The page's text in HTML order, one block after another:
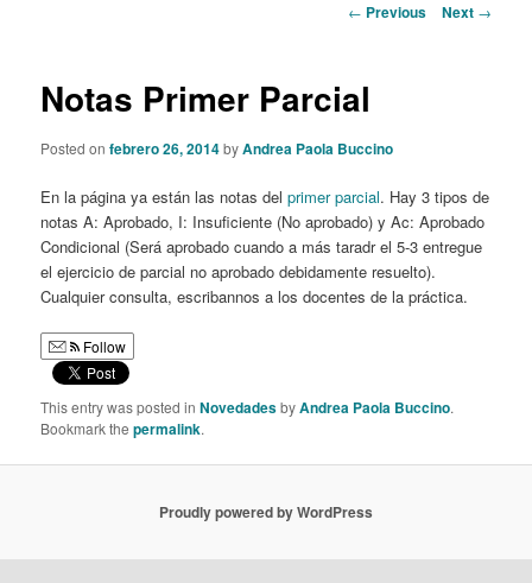
Post
← Previous Next →
Notas Primer Parcial
Posted onfebrero 26, 2014byAndrea Paola Buccino
En la página ya están las notas delprimer parcial. Hay 3 tipos de
notas A: Aprobado, I: Insuficiente (No aprobado) y Ac: Aprobado
Condicional (Será aprobado cuando a más taradr el 5-3 entregue
el ejercicio de parcial no aprobado debidamente resuelto).
Cualquier consulta, escribannos a los docentes de la práctica.
Follow
This entry was posted inNovedadesbyAndrea Paola Buccino.
Bookmark thepermalink.
Proudly powered by WordPress